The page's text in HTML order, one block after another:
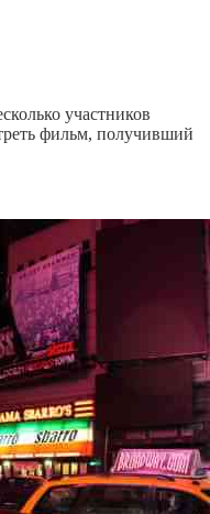
участников
фильм, получивший